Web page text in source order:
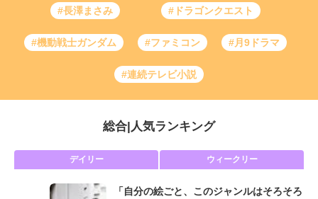
#長澤まさみ #ドラゴンクエスト
#機動戦士ガンダム #ファミコン #月9ドラマ
#連続テレビ小説
総合 人気ランキング
デイリー ウィークリー
「自分の絵ごと、このジャンルはそろそろ